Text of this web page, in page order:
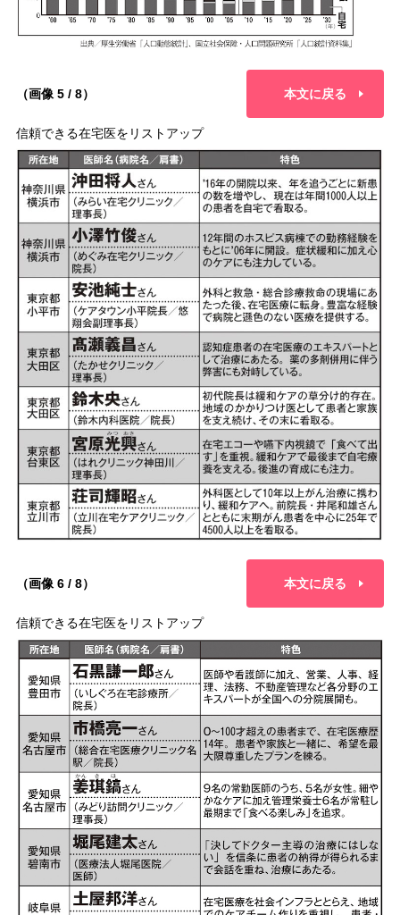
（画像 5 / 8） 本文に戻る
信頼できる在宅医をリストアップ
（画像 6 / 8） 本文に戻る
信頼できる在宅医をリストアップ